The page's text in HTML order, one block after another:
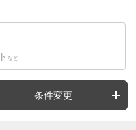
など
条件変更